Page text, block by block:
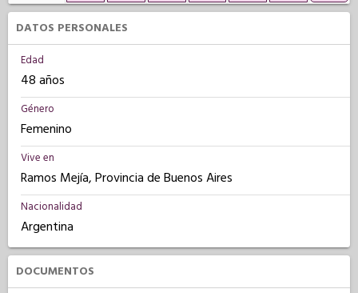
DATOS PERSONALES
Edad
48 años
Género
Femenino
Vive en
Ramos Mejía, Provincia de Buenos Aires
Nacionalidad
Argentina
DOCUMENTOS